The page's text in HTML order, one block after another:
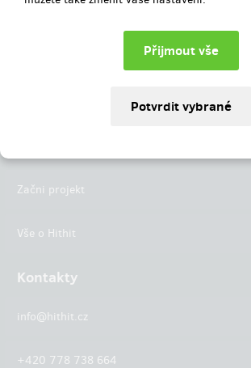
Začni projekt
Vše o Hithit
Kontakty
info@hithit.cz
+420 778 738 664